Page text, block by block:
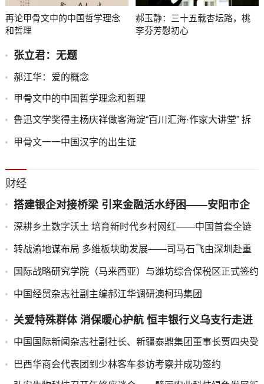
再论甲骨文中的中国哲学理念
和哲理
郝玉静：三十五载杏坛路，桃
李芬芳慰初心
张立君：无题
郝江华：爱的概念
甲骨文中的中国哲学理念和哲理
鲁迅文学奖得主杨庆祥做客海淀“百川汇海·作家大讲堂” 拆
甲骨文一一中国汉字的出生证
财经
搭建银企对接桥梁 引来金融活水纾困——安阳市企
联专家牵线浙商银行开展惠企融资对接活动
深耕乡土数字沃土 培育新时代乡村网红——中国首套全链
转战渝地谋布局 多维板块助发展——司马石飞由深圳赴重
国际战略研究学院（马来西亚）与潍坊综合保税区正式签约
中国经贸杂志社副主编郝江华调研澳柯玛集团
关爱特殊群体 消保暖心护航 恒丰银行义乌支行走进
永康经济开发区残疾人之家 开展“3·15”消费者权益
保护宣传活动
中国国际新闻杂志社副社长、新疆泰鼎集团董事长贾四央受
巴西华商会代表团到少林客车参访考察并成功签约